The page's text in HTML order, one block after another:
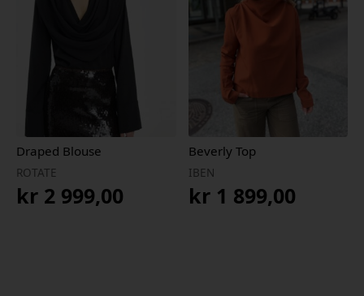
Draped Blouse
ROTATE
kr 2 999,00
Beverly Top
IBEN
kr1 899,00